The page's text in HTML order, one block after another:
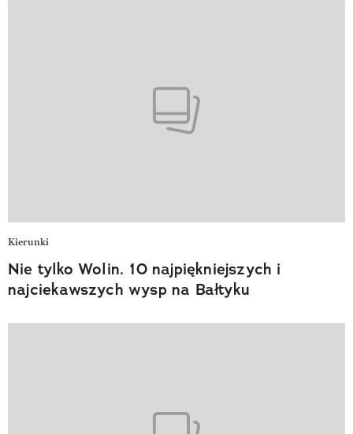
Kierunki
Nie tylko Wolin. 10 najpiękniejszych i
najciekawszych wysp na Bałtyku